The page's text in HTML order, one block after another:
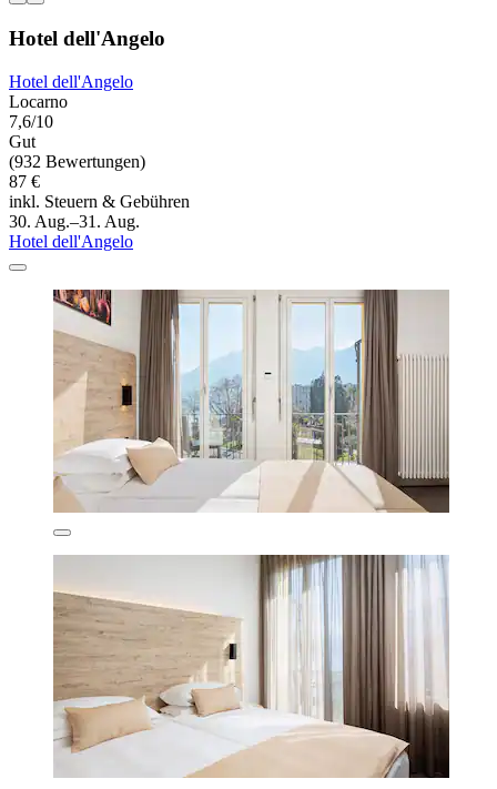
Hotel dell'Angelo
Hotel dell'Angelo
Locarno
7,6/10
Gut
(932 Bewertungen)
87 €
inkl. Steuern & Gebühren
30. Aug.–31. Aug.
Hotel dell'Angelo